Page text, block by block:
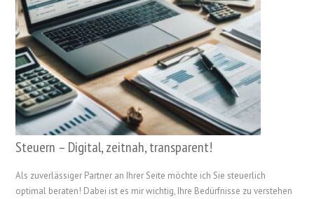
Steuern – Digital, zeitnah, transparent!
Als zuverlässiger Partner an Ihrer Seite möchte ich Sie steuerlich
optimal beraten! Dabei ist es mir wichtig, Ihre Bedürfnisse zu verstehen